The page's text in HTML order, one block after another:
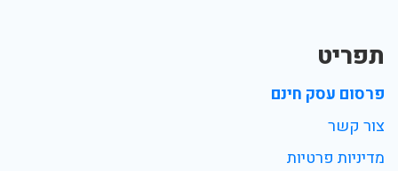
תפריט
פרסום עסק חינם
צור קשר
מדיניות פרטיות